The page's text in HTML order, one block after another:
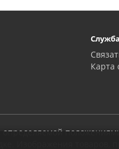
Карта